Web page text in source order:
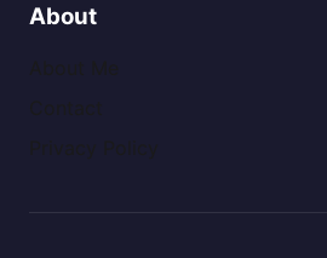
About